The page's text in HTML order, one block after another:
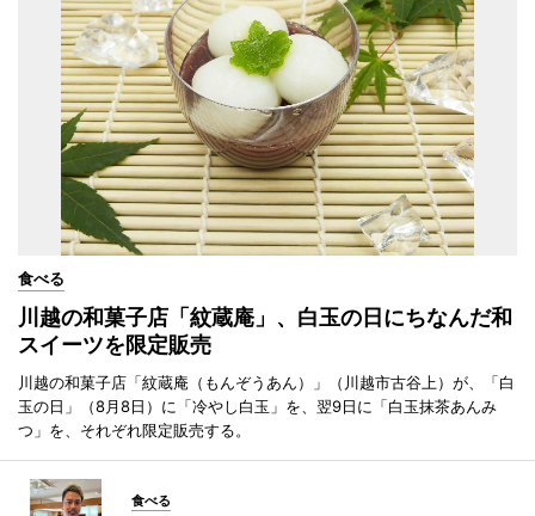
食べる
川越の和菓子店「紋蔵庵」、白玉の日にちなんだ和
スイーツを限定販売
川越の和菓子店「紋蔵庵（もんぞうあん）」（川越市古谷上）が、「白
玉の日」（8月8日）に「冷やし白玉」を、翌9日に「白玉抹茶あんみ
つ」を、それぞれ限定販売する。
食べる